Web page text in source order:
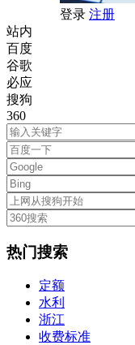
登录 注册
站内
百度
谷歌
必应
搜狗
360
热门搜索
定额
水利
浙江
收费标准